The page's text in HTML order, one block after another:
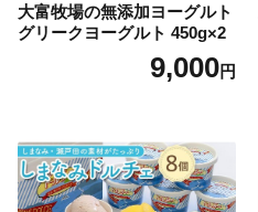
大富牧場の無添加ヨーグルト
グリークヨーグルト 450g×2
9,000円